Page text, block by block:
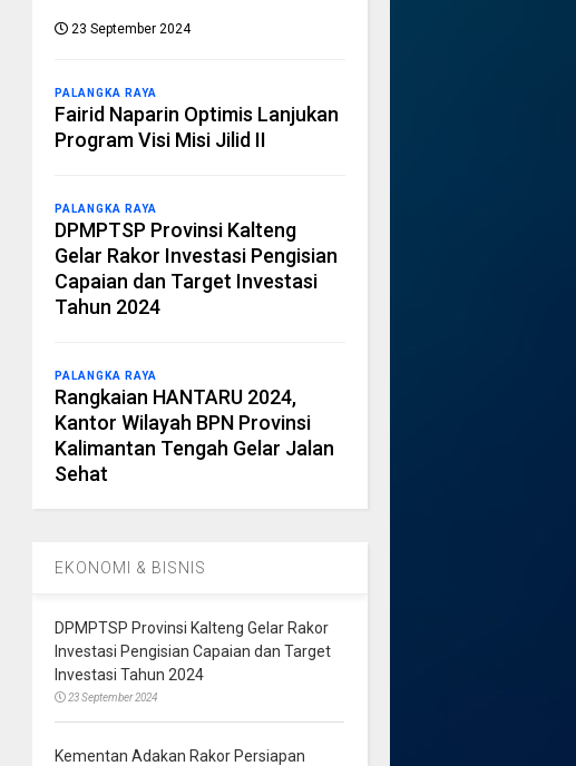
23 September 2024
PALANGKA RAYA
Fairid Naparin Optimis Lanjukan
Program Visi Misi Jilid II
PALANGKA RAYA
DPMPTSP Provinsi Kalteng
Gelar Rakor Investasi Pengisian
Capaian dan Target Investasi
Tahun 2024
PALANGKA RAYA
Rangkaian HANTARU 2024,
Kantor Wilayah BPN Provinsi
Kalimantan Tengah Gelar Jalan
Sehat
EKONOMI & BISNIS
DPMPTSP Provinsi Kalteng Gelar Rakor
Investasi Pengisian Capaian dan Target
Investasi Tahun 2024
23 September 2024
Kementan Adakan Rakor Persiapan